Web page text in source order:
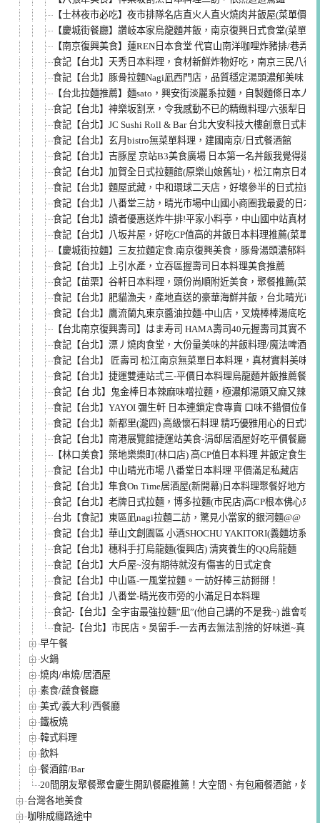
【士林夜市必吃】夜市排隊名店直火人直火燒肉丼飯屋(菜單價位)
【慶城街餐廳】讚岐本家烏龍麵丼飯，南京復興日式食堂(菜單價
【南京復興美食】蓮REN日本食堂 代官山南洋咖哩炸豬排/巷弄
食記【台北】天秀日本料理，食材新鮮炸物好吃，南京三民八德
食記【台北】豚骨拉麵Nagi凪西門店，品質穩定湯頭濃郁美味
【台北拉麵推薦】麵sato，興安街淡麗系拉麵，自製麵條日本人
食記【台北】神樂坂割烹，令我感動不已的精緻料理/六張犁日本
食記【台北】JC Sushi Roll & Bar 台北大安科技大樓創意日式料理
食記【台北】玄月bistro無菜單料理，建國南京/日式餐酒館
食記【台北】吉豚屋 京站B3美食廣場 日本第一名丼飯我覺得還
食記【台北】加賀全日式拉麵館(原樂山娘舊址)，松江南京日本
食記【台北】麵屋武藏，中和環球二天店，好壞參半的日式拉麵(
食記【台北】八番堂三訪，晴光市場中山國小商圈我最愛的日本
食記【台北】讀者優惠送炸牛排!平家小料亭，中山國中站真材實
食記【台北】八坂丼屋，好吃CP值高的丼飯日本料理推薦(菜單
【慶城街拉麵】三友拉麵定食.南京復興美食，豚骨湯頭濃郁料有
食記【台北】上引水產，立吞區握壽司日本料理美食推薦
食記【苗栗】谷軒日本料理，頭份尚順附近美食，聚餐推薦(菜單
食記【台北】肥貓漁夫，產地直送的豪華海鮮丼飯，台北晴光市
食記【台北】鷹流蘭丸東京醬油拉麵-中山店，叉燒棒棒湯底吃不
【台北南京復興壽司】はま寿司 HAMA壽司40元握壽司其實不平
食記【台北】漂丿燒肉食堂，大份量美味的丼飯料理/魔法啤酒，
食記【台北】 匠壽司 松江南京無菜單日本料理，真材實料美味到
食記【台北】捷運雙連站弍三-平價日本料理烏龍麵丼飯推薦餐廳(
食記【台 北】鬼金棒日本辣麻味噌拉麵，極濃郁湯頭又麻又辣，
食記【台北】YAYOI 彌生軒 日本連鎖定食專賣 口味不錯價位偏
食記【台北】新都里(瀧四) 高級懷石料理 精巧優雅用心的日式料
食記【台北】南港展覽館捷運站美食-涓邸居酒屋好吃平價餐廳推
【林口美食】築地樂樂町(林口店) 高CP值日本料理 丼飯定食生魚
食記【台北】中山晴光市場 八番堂日本料理 平價滿足私藏店
食記【台北】隼食On Time居酒屋(新開幕)日本料理聚餐好地方
食記【台北】老牌日式拉麵，博多拉麵(市民店)高CP根本佛心來的
台北【食記】東區凪nagi拉麵二訪，驚見小當家的銀河麵@@
食記【台北】華山文創園區 小酒SHOCHU YAKITORI(義麵坊系列
食記【台北】穗科手打烏龍麵(復興店) 清爽養生的QQ烏龍麵
食記【台北】大戶屋~沒有期待就沒有傷害的日式定食
食記【台北】中山區-一風堂拉麵。一訪好棒三訪掰掰！
食記【台北】八番堂-晴光夜市旁的小滿足日本料理
食記-【台北】全宇宙最強拉麵”凪”(他自己講的不是我~) 誰會唸
食記-【台北】市民店。吳留手-一去再去無法割捨的好味道~真的
早午餐
火鍋
燒肉/串燒/居酒屋
素食/蔬食餐廳
美式/義大利/西餐廳
鐵板燒
韓式料理
飲料
餐酒館/Bar
20間朋友聚餐聚會慶生開趴餐廳推薦！大空間、有包廂餐酒館，好
台灣各地美食
咖啡成癮路途中